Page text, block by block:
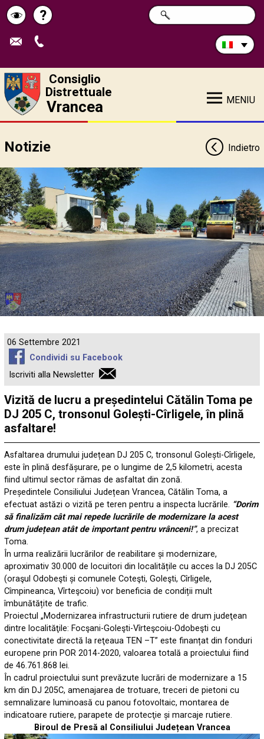
Schimbă
contrastul
Pagina
de
?
Cerca
nel
RICERCA
Consiglio
Distrettuale
Vrancea MENIU
Notizie Indietro
06 Settembre 2021
Condividi su Facebook
Iscriviti alla Newsletter
Vizită de lucru a președintelui Cătălin Toma pe
DJ 205 C, tronsonul Golești-Cîrligele, în plină
asfaltare!
Asfaltarea drumului județean DJ 205 C, tronsonul Golești-Cîrligele,
este în plină desfășurare, pe o lungime de 2,5 kilometri, acesta
fiind ultimul sector rămas de asfaltat din zonă.
Președintele Consiliului Județean Vrancea,Cătălin Toma, a
efectuat astăzi o vizită pe teren pentru a inspecta lucrările. “Dorim
să finalizăm cât mai repede lucrările de modernizare la acest
drum județean atât de important pentru vrânceni!”, a precizat
Toma.
În urma realizării lucrărilor de reabilitare și modernizare,
aproximativ 30.000 de locuitori din localitățile cu acces la DJ 205C
(oraşul Odobeşti și comunele Coteşti, Goleşti, Cîrligele,
Cîmpineanca, Vîrteşcoiu) vor beneficia de condiții mult
îmbunătățite de trafic.
Proiectul „Modernizarea infrastructurii rutiere de drum judeţean
dintre localităţile: Focşani-Goleşti-Vîrteşcoiu-Odobeşti cu
conectivitate directă la reţeaua TEN –T” este finanțat din fonduri
europene prin POR 2014-2020, valoarea totală a proiectului fiind
de 46.761.868 lei.
În cadrul proiectului sunt prevăzute lucrări de modernizare a 15
km din DJ 205C, amenajarea de trotuare, treceri de pietoni cu
semnalizare luminoasă cu panou fotovoltaic, montarea de
indicatoare rutiere, parapete de protecţie și marcaje rutiere.
Biroul de Presă al Consiliului Județean Vrancea